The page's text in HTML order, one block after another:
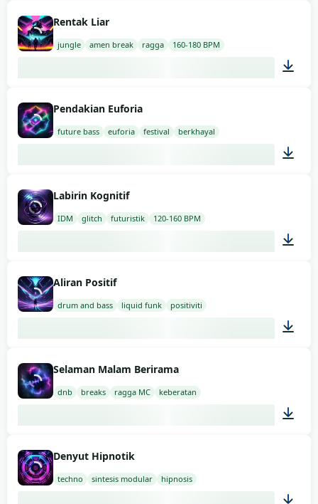
Rentak Liar
jungle amen break ragga 160-180 BPM
Pendakian Euforia
future bass euforia festival berkhayal
Labirin Kognitif
IDM glitch futuristik 120-160 BPM
Aliran Positif
drum and bass liquid funk positiviti
Selaman Malam Berirama
dnb breaks ragga MC keberatan
Denyut Hipnotik
techno sintesis modular hipnosis